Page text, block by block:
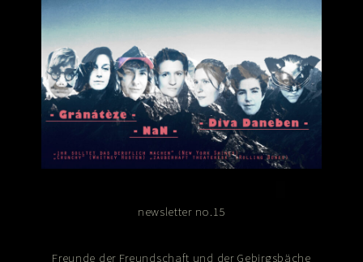
newsletter no.15
Freunde der Freundschaft und der Gebirgsbäche